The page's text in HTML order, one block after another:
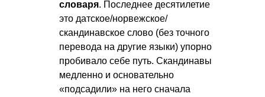
словаря. Последнее десятилетие
это датское/норвежское/
скандинавское слово (без точного
перевода на другие языки) упорно
пробивало себе путь. Скандинавы
медленно и основательно
«подсадили» на него сначала